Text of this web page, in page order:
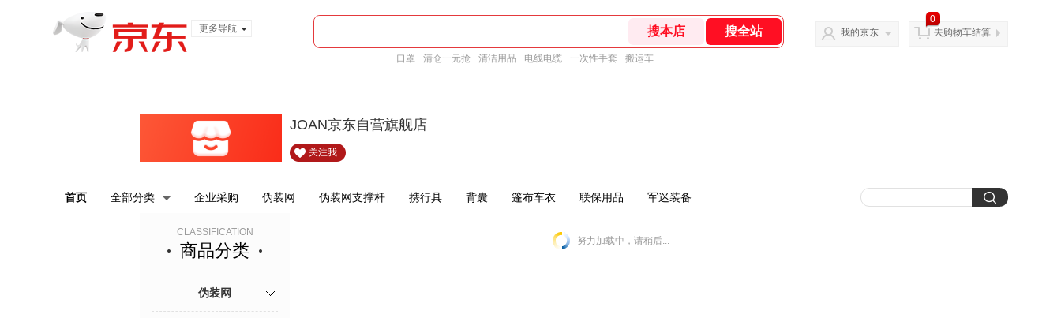
更多导航
口罩 清仓一元抢 清洁用品 电线电缆 一次性手套 搬运车
我的京东
0
去购物车结算
JOAN京东自营旗舰店
关注我
首页 全部分类 企业采购 伪装网 伪装网支撑杆 携行具 背囊 篷布车衣 联保用品 军迷装备
CLASSIFICATION
商品分类
伪装网
努力加载中，请稍后...